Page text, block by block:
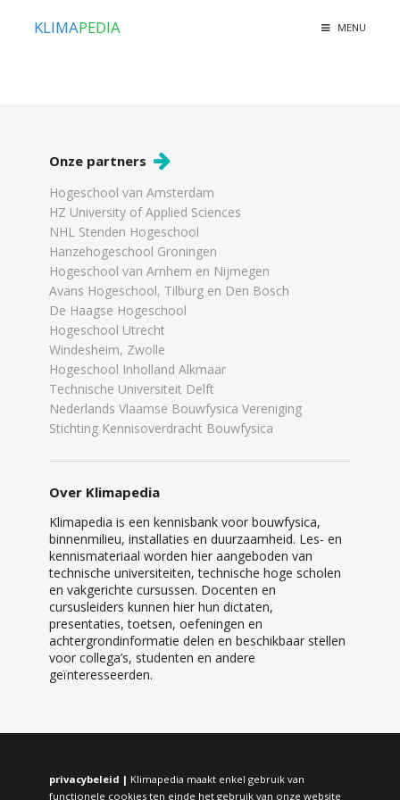
KLIMAPEDIA MENU
Onze partners
Hogeschool van Amsterdam
HZ University of Applied Sciences
NHL Stenden Hogeschool
Hanzehogeschool Groningen
Hogeschool van Arnhem en Nijmegen
Avans Hogeschool, Tilburg en Den Bosch
De Haagse Hogeschool
Hogeschool Utrecht
Windesheim, Zwolle
Hogeschool Inholland Alkmaar
Technische Universiteit Delft
Nederlands Vlaamse Bouwfysica Vereniging
Stichting Kennisoverdracht Bouwfysica
Over Klimapedia
Klimapedia is een kennisbank voor bouwfysica,
binnenmilieu, installaties en duurzaamheid. Les- en
kennismateriaal worden hier aangeboden van
technische universiteiten, technische hoge scholen
en vakgerichte cursussen. Docenten en
cursusleiders kunnen hier hun dictaten,
presentaties, toetsen, oefeningen en
achtergrondinformatie delen en beschikbaar stellen
voor collega’s, studenten en andere
geïnteresseerden.
privacybeleid | Klimapedia maakt enkel gebruik van
functionele cookies ten einde het gebruik van onze website